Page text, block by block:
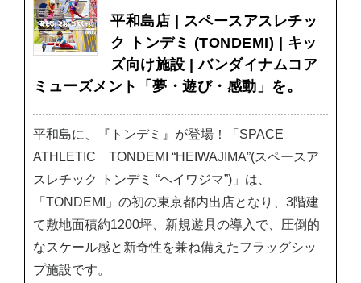
平和島店 | スペースアスレチッ
ク トンデミ (TONDEMI) | キッ
ズ向け施設 | バンダイナムコア
ミューズメント「夢・遊び・感動」を。
平和島に、『トンデミ』が登場！「SPACE
ATHLETIC TONDEMI “HEIWAJIMA”(スペースア
スレチック トンデミ “ヘイワジマ”)」は、
「TONDEMI」の初の東京都内出店となり、3階建
て敷地面積約1200坪、新規遊具の導入で、圧倒的
なスケール感と新奇性を兼ね備えたフラッグシッ
プ施設です。